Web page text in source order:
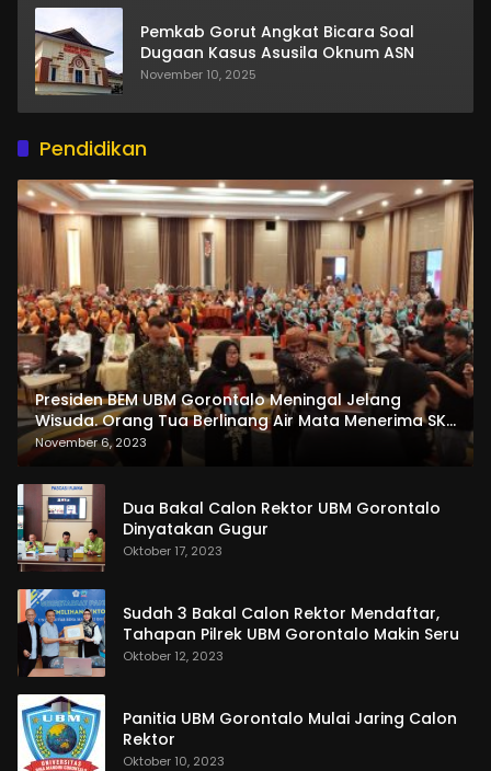
Pemkab Gorut Angkat Bicara Soal
Dugaan Kasus Asusila Oknum ASN
November 10, 2025
Pendidikan
Presiden BEM UBM Gorontalo Meningal Jelang
Wisuda. Orang Tua Berlinang Air Mata Menerima SKL
dan Pemasangan Salempang
November 6, 2023
Dua Bakal Calon Rektor UBM Gorontalo
Dinyatakan Gugur
Oktober 17, 2023
Sudah 3 Bakal Calon Rektor Mendaftar,
Tahapan Pilrek UBM Gorontalo Makin Seru
Oktober 12, 2023
Panitia UBM Gorontalo Mulai Jaring Calon
Rektor
Oktober 10, 2023